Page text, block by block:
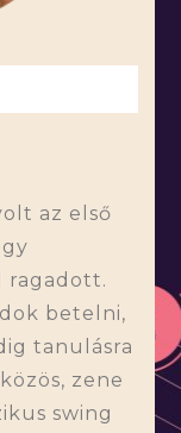
az első
ragadott.
betelni,
tanulásra
zene
swing